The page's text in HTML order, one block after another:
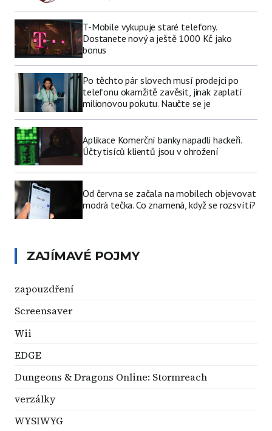
T-Mobile vykupuje staré telefony.
Dostanete nový a ještě 1000 Kč jako
bonus
Po těchto pár slovech musí prodejci po
telefonu okamžitě zavěsit, jinak zaplatí
milionovou pokutu. Naučte se je
Aplikace Komerční banky napadli hackeři.
Účty tisíců klientů jsou v ohrožení
Od června se začala na mobilech objevovat
modrá tečka. Co znamená, když se rozsvítí?
ZAJÍMAVÉ POJMY
zapouzdření
Screensaver
Wii
EDGE
Dungeons & Dragons Online: Stormreach
verzálky
WYSIWYG